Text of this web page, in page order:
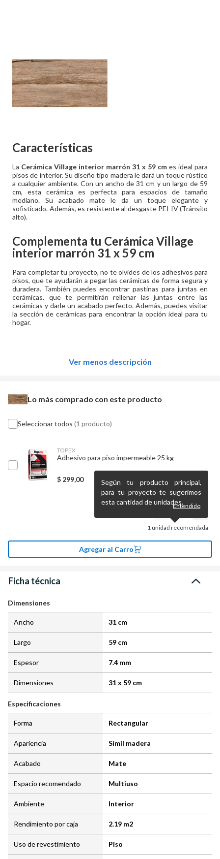
Características
La Cerámica Village interior marrón 31 x 59 cm es ideal para
pisos de interior. Su diseño tipo madera le dará un toque rústico
a cualquier ambiente. Con un ancho de 31 cm y un largo de 59
cm, esta cerámica es perfecta para espacios de tamaño
mediano. Su acabado mate le da un toque elegante y
sofisticado. Además, es resistente al desgaste PEI IV (Tránsito
alto).
Complementa tu Cerámica Village
interior marrón 31 x 59 cm
Para completar tu proyecto, no te olvides de los adhesivos para
pisos, que te ayudarán a pegar las cerámicas de forma segura y
duradera. También puedes encontrar pastinas para juntas en
cerámicas, que te permitirán rellenar las juntas entre las
cerámicas y darle un acabado perfecto. Además, puedes visitar
la sección de cerámicas para encontrar la opción ideal para tu
hogar.
Ver menos descripción
Lo más comprado con este producto
Seleccionar todos (1 producto)
TOPEX
Adhesivo para piso impermeable 25 kg
$ 299,00
1unidad recomendada
Según tu producto principal,
para tu proyecto te sugerimos
esta cantidad de unidades.Entendido
Agregar al Carro
Ficha técnica
Dimensiones
Ancho 31 cm
Largo 59 cm
Espesor 7.4 mm
Dimensiones 31 x 59 cm
Especificaciones
Forma Rectangular
Apariencia Símil madera
Acabado Mate
Espacio recomendado Multiuso
Ambiente Interior
Rendimiento por caja 2.19 m2
Uso de revestimiento Piso